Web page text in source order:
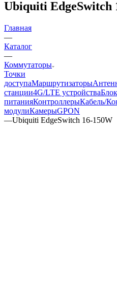
Ubiquiti EdgeSwitch
Главная
—
Каталог
—
Коммутаторы
Точки
доступаМаршрутизаторы
станции4G/LTE устройства
питанияКонтроллерыКабель/
модулиКамерыGPON
—Ubiquiti EdgeSwitch 16-150W